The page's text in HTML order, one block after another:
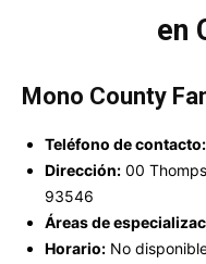
en
Mono County
Teléfono de contacto:
Dirección: 00
93546
Áreas de
Horario: No